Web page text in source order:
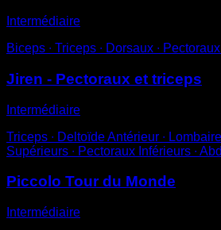
Intermédiaire
Biceps ∙ Triceps ∙ Dorsaux ∙
Jiren - Pectoraux et triceps
Intermédiaire
Triceps ∙ Deltoïde Antérieur ∙
Supérieurs ∙ Pectoraux Inférieurs ∙
Piccolo Tour du Monde
Intermédiaire